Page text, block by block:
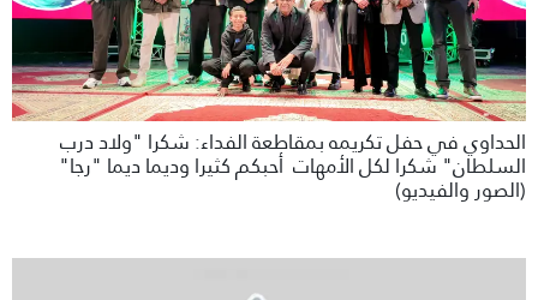
الحداوي في حفل تكريمه بمقاطعة الفداء: شكرا "ولاد درب
السلطان" شكرا لكل الأمهات أحبكم كثيرا وديما ديما "رجا"
(الصور والفيديو)